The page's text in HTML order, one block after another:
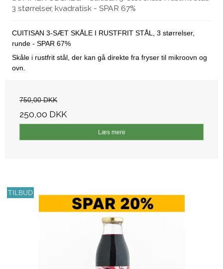
3 størrelser, kvadratisk - SPAR 67%
CUITISAN 3-SÆT SKÅLE I RUSTFRIT STÅL, 3 størrelser,
runde - SPAR 67%
Skåle i rustfrit stål, der kan gå direkte fra fryser til mikroovn og
ovn.
750,00 DKK
250,00 DKK
Læs mere
TILBUD